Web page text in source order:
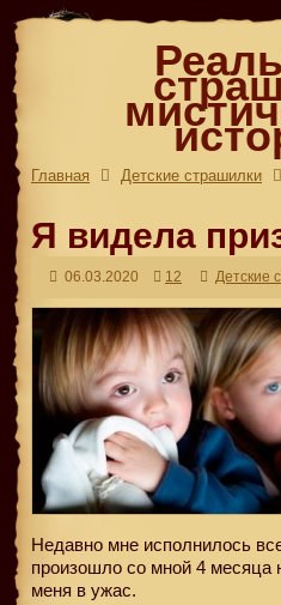
Главная Детские страшилки
Я видела
06.03.2020 12 Детские
Недавно мне исполнилось
произошло со мной 4 месяца
меня в ужас.